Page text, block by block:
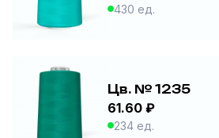
430 ед.
Цв. № 1235
61.60 ₽
234 ед.